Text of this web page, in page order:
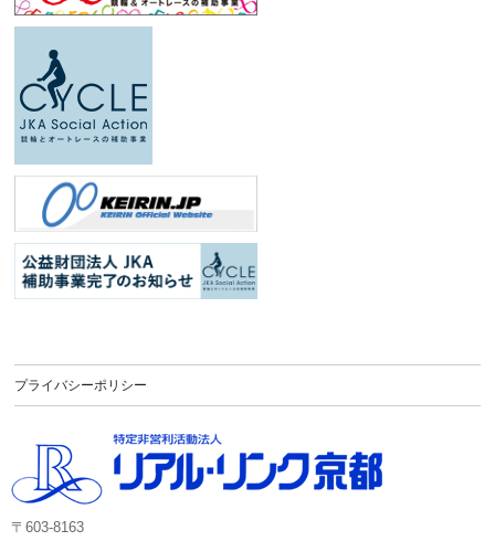
プライバシーポリシー
〒603-8163